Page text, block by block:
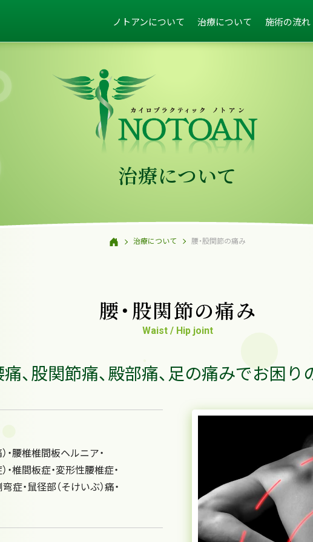
ノトアンについて 治療について 施術の流れ
治療について
治療について 腰・股関節の痛み
腰・股関節の痛み
Waist / Hip joint
痛、股関節痛、殿部痛、足の痛みでお困り
・腰椎椎間板ヘルニア・
・椎間板症・変形性腰椎症・
症・鼠径部（そけいぶ）痛・